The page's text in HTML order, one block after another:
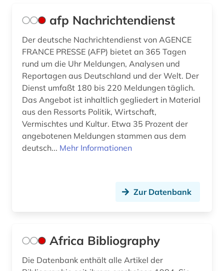
diskriminierung (1)
diskussion (1)
dissens (1)
dissertation (2)
dokument (2)
dokumentation (7)
dokumente (1)
dreyfus-affäre (1)
dritte welt (1)
afp Nachrichtendienst
Der deutsche Nachrichtendienst von AGENCE
FRANCE PRESSE (AFP) bietet an 365 Tagen
rund um die Uhr Meldungen, Analysen und
Reportagen aus Deutschland und der Welt. Der
Dienst umfaßt 180 bis 220 Meldungen täglich.
Das Angebot ist inhaltlich gegliedert in Material
aus den Ressorts Politik, Wirtschaft,
Vermischtes und Kultur. Etwa 35 Prozent der
angebotenen Meldungen stammen aus dem
deutsch... Mehr Informationen
Zur Datenbank
Africa Bibliography
Die Datenbank enthält alle Artikel der